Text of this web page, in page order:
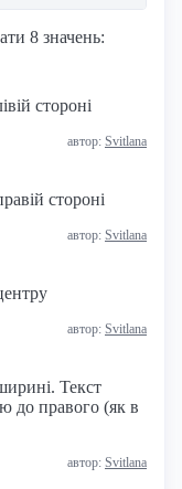
8 значень:
стороні
автор: Svitlana
стороні
автор: Svitlana
автор: Svitlana
Текст
до правого (як в
автор: Svitlana